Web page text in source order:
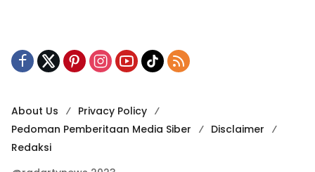
About Us
Privacy Policy
Pedoman Pemberitaan Media Siber
Disclaimer
Redaksi